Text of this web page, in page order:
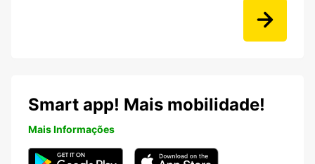
Smart app! Mais mobilidade!
Mais Informações